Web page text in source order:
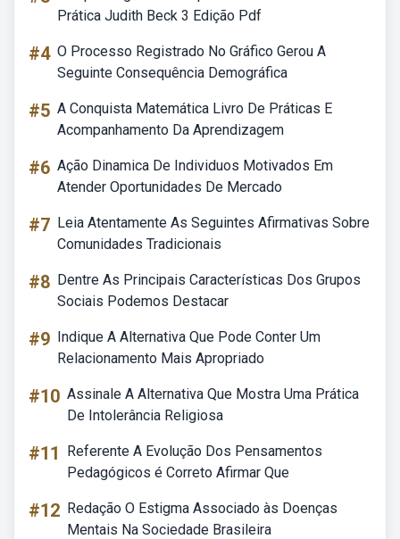
Prática Judith Beck 3 Edição Pdf
#4 O Processo Registrado No Gráfico Gerou A
Seguinte Consequência Demográfica
#5 A Conquista Matemática Livro De Práticas E
Acompanhamento Da Aprendizagem
#6 Ação Dinamica De Individuos Motivados Em
Atender Oportunidades De Mercado
#7 Leia Atentamente As Seguintes Afirmativas Sobre
Comunidades Tradicionais
#8 Dentre As Principais Características Dos Grupos
Sociais Podemos Destacar
#9 Indique A Alternativa Que Pode Conter Um
Relacionamento Mais Apropriado
#10 Assinale A Alternativa Que Mostra Uma Prática
De Intolerância Religiosa
#11
Referente A Evolução Dos Pensamentos
Pedagógicos é Correto Afirmar Que
#12 Redação O Estigma Associado às Doenças
Mentais Na Sociedade Brasileira